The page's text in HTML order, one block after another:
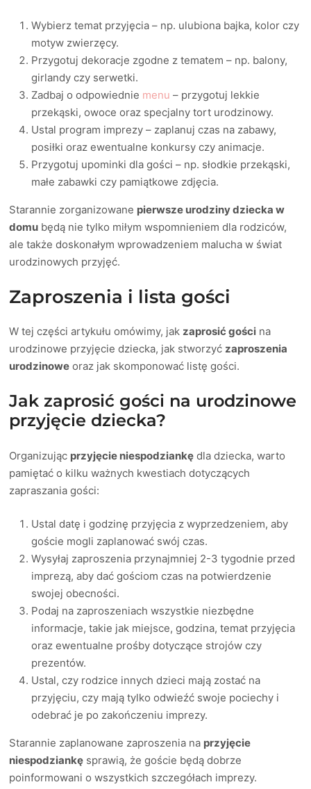
Wybierz temat przyjęcia – np. ulubiona bajka, kolor czy
motyw zwierzęcy.
Przygotuj dekoracje zgodne z tematem – np. balony,
girlandy czy serwetki.
Zadbaj o odpowiednie menu – przygotuj lekkie
przekąski, owoce oraz specjalny tort urodzinowy.
Ustal program imprezy – zaplanuj czas na zabawy,
posiłki oraz ewentualne konkursy czy animacje.
Przygotuj upominki dla gości – np. słodkie przekąski,
małe zabawki czy pamiątkowe zdjęcia.
Starannie zorganizowane pierwsze urodziny dziecka w
domu będą nie tylko miłym wspomnieniem dla rodziców,
ale także doskonałym wprowadzeniem malucha w świat
urodzinowych przyjęć.
Zaproszenia i lista gości
W tej części artykułu omówimy, jakzaprosić gości na
urodzinowe przyjęcie dziecka, jak stworzyćzaproszenia
urodzinowe oraz jak skomponować listę gości.
Jak zaprosić gości na urodzinowe
przyjęcie dziecka?
Organizując przyjęcie niespodziankę dla dziecka, warto
pamiętać o kilku ważnych kwestiach dotyczących
zapraszania gości:
Ustal datę i godzinę przyjęcia z wyprzedzeniem, aby
goście mogli zaplanować swój czas.
Wysyłaj zaproszenia przynajmniej 2-3 tygodnie przed
imprezą, aby dać gościom czas na potwierdzenie
swojej obecności.
Podaj na zaproszeniach wszystkie niezbędne
informacje, takie jak miejsce, godzina, temat przyjęcia
oraz ewentualne prośby dotyczące strojów czy
prezentów.
Ustal, czy rodzice innych dzieci mają zostać na
przyjęciu, czy mają tylko odwieźć swoje pociechy i
odebrać je po zakończeniu imprezy.
Starannie zaplanowane zaproszenia na przyjęcie
niespodziankę sprawią, że goście będą dobrze
poinformowani o wszystkich szczegółach imprezy.